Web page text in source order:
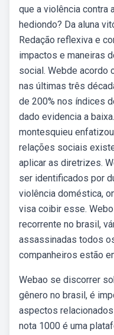
que a violência contra
hediondo? Da aluna
Redação reflexiva e
impactos e maneiras
social. Webde acordo
nas últimas três
de 200% nos índices
dado evidencia a
montesquieu
relações sociais
aplicar as diretrizes.
ser identificados por
violência doméstica,
visa coibir esse.
recorrente no brasil,
assassinadas todos
companheiros estão
Webao se discorrer
gênero no brasil, é
aspectos
nota 1000 é uma